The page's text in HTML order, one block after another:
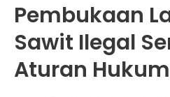
Pembukaan
Sawit Ilegal
Aturan